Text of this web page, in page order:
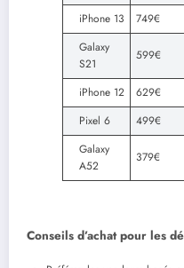
iPhone 13 749€
Galaxy
S21
599€
iPhone 12 629€
Pixel 6
499€
Galaxy
A52
379€
Conseils d’achat pour les